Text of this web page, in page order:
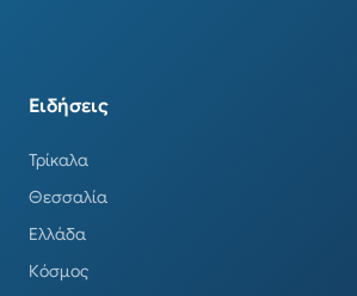
Ειδήσεις
Τρίκαλα
Θεσσαλία
Ελλάδα
Κόσμος